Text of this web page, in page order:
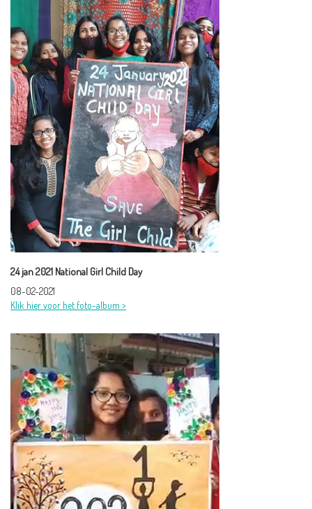
24 jan 2021 National Girl Child Day
08-02-2021
Klik hier voor het foto-album >